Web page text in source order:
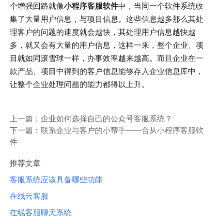
个增强回路就像小程序客服软件中，当同一个软件系统收
集了大量用户信息，与项目信息。这些信息越多那么其处
理客户的问题的速度就会越快，其处理用户信息越快越
多，就又会有大量的用户信息，这样一来，整个企业、项
目就如同滚雪球一样，办事效率越来越高。而且企业在一
款产品、项目中得到的客户信息能够存入企业信息库中，
让整个企业处理问题的能力都得以上升。
上一篇： 企业如何选择自己的公众号客服系统？
下一篇： 联系企业与客户的小帮手——合从小程序客服软
件
推荐文章
客服系统应该具备哪些功能
在线云客服
在线客服聊天系统